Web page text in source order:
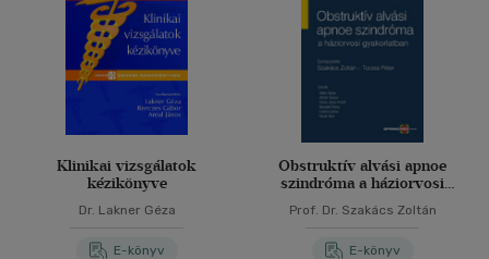
Klinikai vizsgálatok
kézikönyve
Dr. Lakner Géza
E-könyv
Obstruktív alvási apnoe
szindróma a háziorvosi
Prof. Dr. Szakács Zoltán
E-könyv